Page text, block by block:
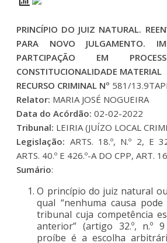
PRINCÍPIO DO JUIZ NATURAL.
PARA NOVO JULGAMENTO.
PARTCIPAÇÃO EM
CONSTITUCIONALIDADE MATERIAL
RECURSO CRIMINAL Nº 581/
Relator: MARIA JOSÉ NOGUEIRA
Data do Acórdão: 02-02-2022
Tribunal: LEIRIA (JUÍZO LOCAL
Legislação: ARTS. 18.º, N.º 2, E
ARTS. 40.º E 426.º-A DO CPP, ART.
Sumário:
O princípio do juiz natural
qual “nenhuma causa
tribunal cuja competência
anterior” (artigo 32.º, n.º
proíbe é a escolha